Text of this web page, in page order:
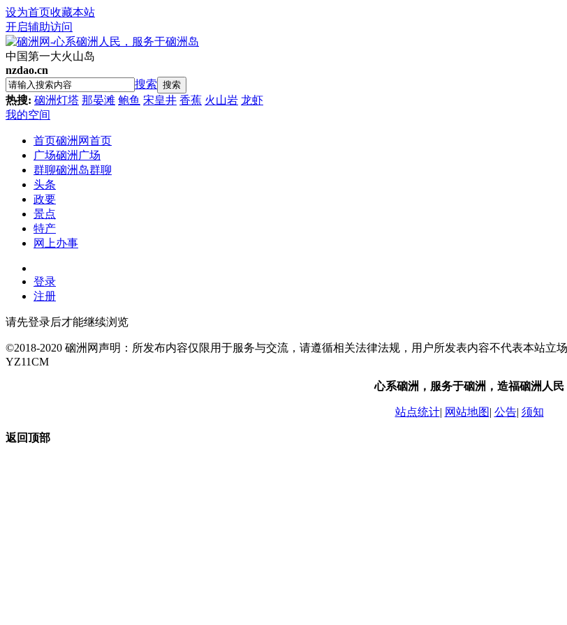
设为首页收藏本站
开启辅助访问
中国第一大火山岛
nzdao.cn
搜索 搜索
热搜: 硇洲灯塔 那晏滩 鲍鱼 宋皇井 香蕉 火山岩 龙虾
我的空间
首页硇洲网首页
广场硇洲广场
群聊硇洲岛群聊
头条
政要
景点
特产
网上办事
登录
注册
请先登录后才能继续浏览
©2018-2020 硇洲网声明：所发布内容仅限用于服务与交流，请遵循相关法律法规，用户所发表内容不代表本站立
YZ11CM
心系硇洲，服务于硇洲，造福硇洲人民
站点统计| 网站地图| 公告| 须知
返回顶部